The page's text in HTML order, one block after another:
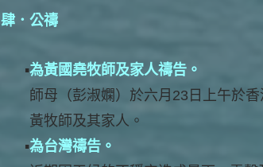
肆．公禱
為黃國堯牧師及家人禱告。
師母（彭淑嫻）於六月23日上午於
黃牧師及其家人。
為台灣禱告。